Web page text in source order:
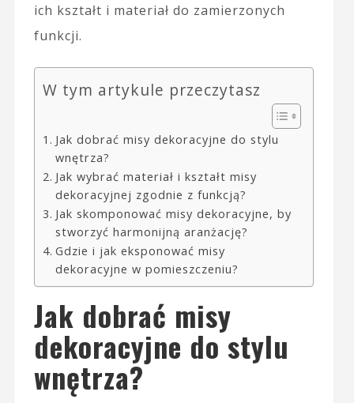
ich kształt i materiał do zamierzonych
funkcji.
W tym artykule przeczytasz
Jak dobrać misy dekoracyjne do stylu
wnętrza?
Jak wybrać materiał i kształt misy
dekoracyjnej zgodnie z funkcją?
Jak skomponować misy dekoracyjne, by
stworzyć harmonijną aranżację?
Gdzie i jak eksponować misy
dekoracyjne w pomieszczeniu?
Jak dobrać misy
dekoracyjne do stylu
wnętrza?